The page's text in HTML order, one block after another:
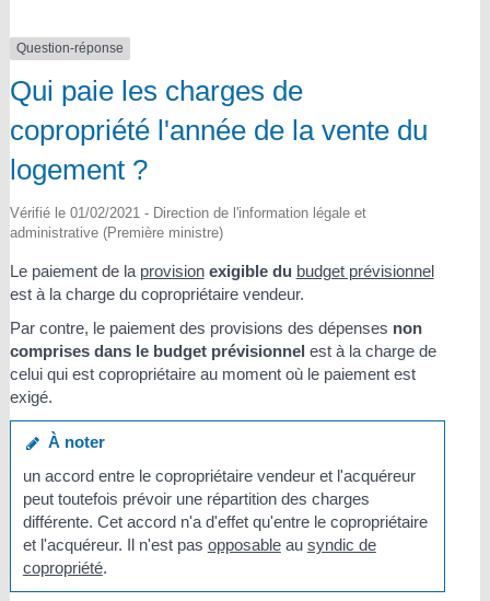
Question-réponse
Qui paie les charges de
copropriété l'année de la vente du
logement ?
Vérifié le 01/02/2021 - Direction de l'information légale et
administrative (Première ministre)
Le paiement de la provision exigible du budget prévisionnel
est à la charge du copropriétaire vendeur.
Par contre, le paiement des provisions des dépenses non
comprises dans le budget prévisionnel est à la charge de
celui qui est copropriétaire au moment où le paiement est
exigé.
À noter
un accord entre le copropriétaire vendeur et l'acquéreur
peut toutefois prévoir une répartition des charges
différente. Cet accord n'a d'effet qu'entre le copropriétaire
et l'acquéreur. Il n'est pas opposableau syndic de
copropriété.